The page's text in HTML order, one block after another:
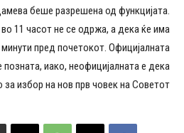
беше разрешена од функцијата.
11 часот не се одржа, а дека ќе има
пред почетокот. Официјалната
иако, неофицијалната е дека
избор на нов прв човек на Советот.